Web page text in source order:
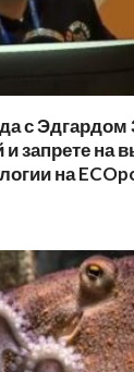
с
и запрете на
на